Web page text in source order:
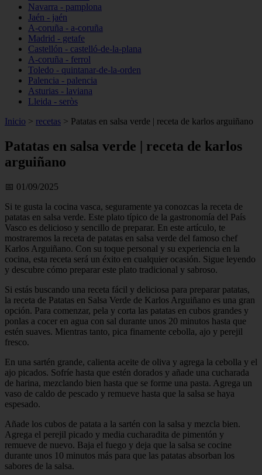
Navarra - pamplona
Jaén - jaén
A-coruña - a-coruña
Madrid - getafe
Castellón - castelló-de-la-plana
A-coruña - ferrol
Toledo - quintanar-de-la-orden
Palencia - palencia
Asturias - laviana
Lleida - seròs
Inicio > recetas > Patatas en salsa verde | receta de karlos arguiñano
Patatas en salsa verde | receta de karlos
arguiñano
📅 01/09/2025
Si te gusta la cocina vasca, seguramente ya conozcas la receta de
patatas en salsa verde. Este plato típico de la gastronomía del País
Vasco es delicioso y sencillo de preparar. En este artículo, te
mostraremos la receta de patatas en salsa verde del famoso chef
Karlos Arguiñano. Con su toque personal y su experiencia en la
cocina, esta receta será un éxito en cualquier ocasión. Sigue leyendo
y descubre cómo preparar este plato tradicional y sabroso.
Si estás buscando una receta fácil y deliciosa para preparar patatas,
la receta de Patatas en Salsa Verde de Karlos Arguiñano es una gran
opción. Para comenzar, pela y corta las patatas en cubos grandes y
ponlas a cocer en agua con sal durante unos 20 minutos hasta que
estén suaves. Mientras tanto, pica finamente cebolla, ajo y perejil
fresco.
En una sartén grande, calienta aceite de oliva y agrega la cebolla y el
ajo picados. Sofríe hasta que estén dorados y añade una cucharada
de harina, mezclando bien hasta que se forme una pasta. Agrega un
vaso de caldo de pescado y remueve hasta que la salsa se haya
espesado.
Añade los cubos de patata a la sartén con la salsa y mezcla bien.
Agrega el perejil picado y media cucharadita de pimentón y
remueve de nuevo. Baja el fuego y deja que la salsa se cocine
durante unos 10 minutos más para que las patatas absorban los
sabores de la salsa.